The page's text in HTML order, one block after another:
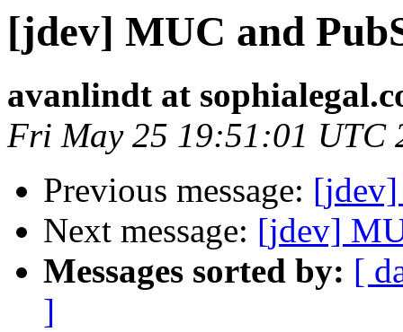
[jdev] MUC and
avanlindt at
Fri May 25 19:51:01 UTC
Previous message: [jdev]
Next message: [jdev]
Messages sorted by: [
]